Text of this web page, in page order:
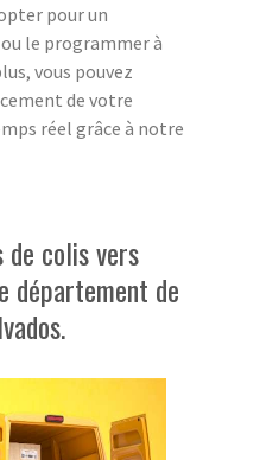
pour un
le programmer à
vous pouvez
de votre
réel grâce à notre
de colis vers
département de